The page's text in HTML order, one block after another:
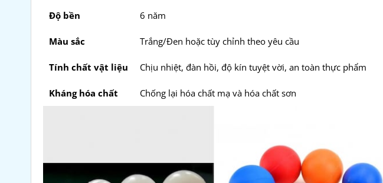
Độ bền 6 năm
Màu sắc Trắng/Đen hoặc tùy chỉnh theo yêu cầu
Tính chất vật liệu Chịu nhiệt, đàn hồi, độ kín tuyệt vời, an toàn thực phẩm
Kháng hóa chất Chống lại hóa chất mạ và hóa chất sơn